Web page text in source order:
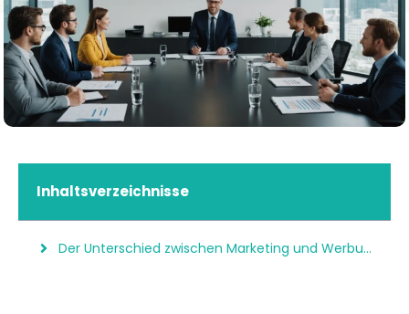
Inhaltsverzeichnisse
Der Unterschied zwischen Marketing und Werbung